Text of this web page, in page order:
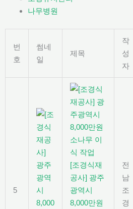
나무병원
번
호
썸네
일
제목
작
성
자
5
[조경식재
공사] 광주
광역시
8,000만원
전
남
조
경